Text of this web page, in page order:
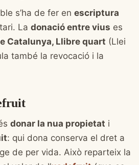
s’ha de fer en escriptura
La donació entre vius es
Catalunya, Llibre quart (Llei
també la revocació i la
donar la nua propietat i
: qui dona conserva el dret a
de per vida. Això reparteix la